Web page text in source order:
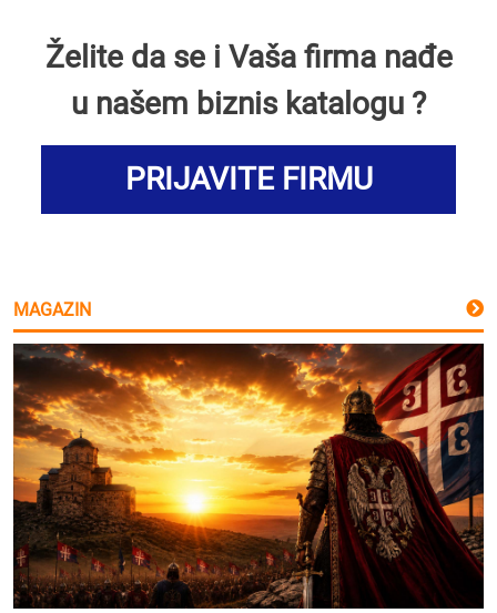
Želite da se i Vaša firma nađe
u našem biznis katalogu ?
PRIJAVITE FIRMU
MAGAZIN